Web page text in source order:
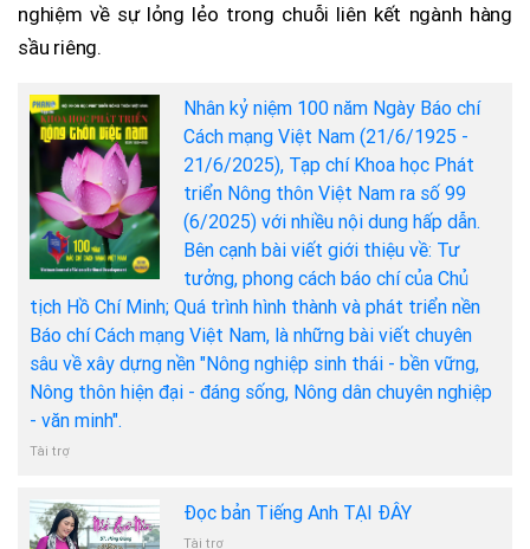
nghiệm về sự lỏng lẻo trong chuỗi liên kết ngành hàng
sầu riêng.
Nhân kỷ niệm 100 năm Ngày Báo chí
Cách mạng Việt Nam (21/6/1925 -
21/6/2025), Tạp chí Khoa học Phát
triển Nông thôn Việt Nam ra số 99
(6/2025) với nhiều nội dung hấp dẫn.
Bên cạnh bài viết giới thiệu về: Tư
tưởng, phong cách báo chí của Chủ
tịch Hồ Chí Minh; Quá trình hình thành và phát triển nền
Báo chí Cách mạng Việt Nam, là những bài viết chuyên
sâu về xây dựng nền "Nông nghiệp sinh thái - bền vững,
Nông thôn hiện đại - đáng sống, Nông dân chuyên nghiệp
- văn minh".
Tài trợ
Đọc bản Tiếng Anh TẠI ĐÂY
Tài trợ